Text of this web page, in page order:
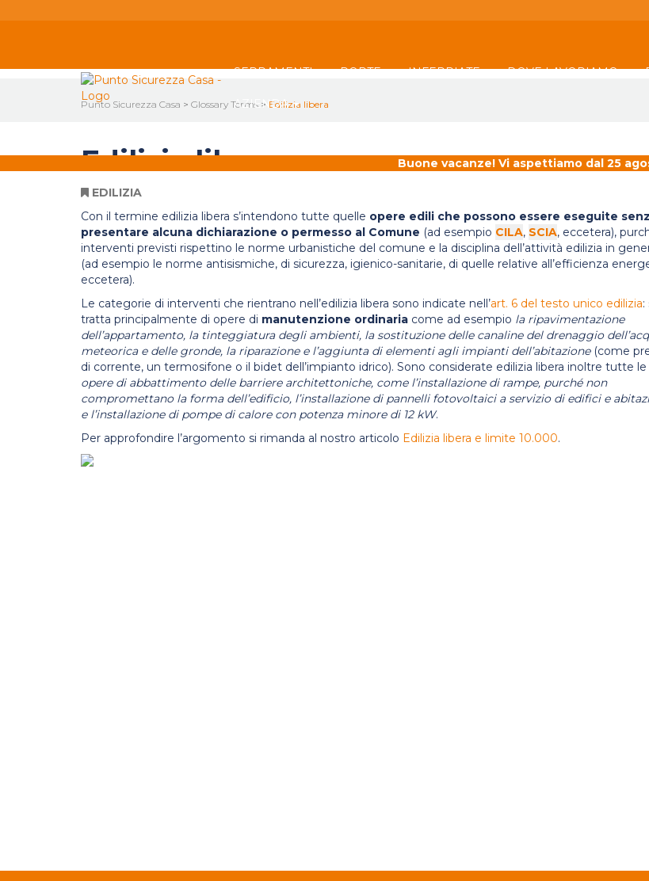
SERRAMENTI PORTE INFERRIATE DOVE LAVORIAMO
AZIENDA
Buone vacanze! Vi aspettiamo dal 25
Punto Sicurezza Casa > Glossary Terms > Edilizia libera
Edilizia libera
EDILIZIA
Con il termine edilizia libera s’intendono tutte quelle opere edili che possono essere eseguite
presentare alcuna dichiarazione o permesso al Comune (ad esempio CILA, SCIA, eccetera),
interventi previsti rispettino le norme urbanistiche del comune e la disciplina dell’attività edilizia in
(ad esempio le norme antisismiche, di sicurezza, igienico-sanitarie, di quelle relative all’efficienza
eccetera).
Le categorie di interventi che rientrano nell’edilizia libera sono indicate nell’art. 6 del testo unico edilizia:
tratta principalmente di opere di manutenzione ordinaria come ad esempio la ripavimentazione
dell’appartamento, la tinteggiatura degli ambienti, la sostituzione delle canaline del drenaggio
meteorica e delle gronde, la riparazione e l’aggiunta di elementi agli impianti dell’abitazione (come
di corrente, un termosifone o il bidet dell’impianto idrico). Sono considerate edilizia libera inoltre tutte le
opere di abbattimento delle barriere architettoniche, come l’installazione di rampe, purché non
compromettano la forma dell’edificio, l’installazione di pannelli fotovoltaici a servizio di edifici e
e l’installazione di pompe di calore con potenza minore di 12 kW.
Per approfondire l’argomento si rimanda al nostro articolo Edilizia libera e limite 10.000.